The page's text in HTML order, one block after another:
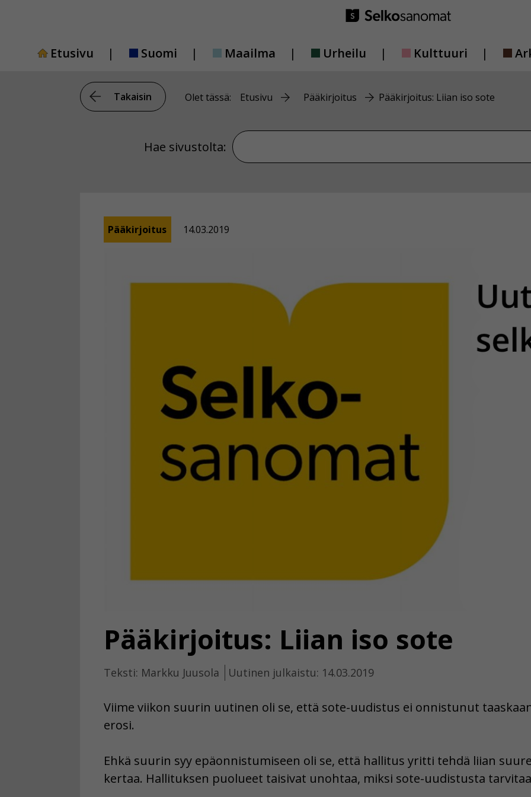
Etusivu
Suomi Maailma Urheilu Kulttuuri
Takaisin Olet tässä: Etusivu Pääkirjoitus Pääkirjoitus: Liian iso sote
Hae sivustolta: Hae sivustolta
Pääkirjoitus 14.03.2019
Pääkirjoitus: Liian iso sote
Teksti: Markku Juusola Uutinen julkaistu: 14.03.2019
Viime viikon suurin uutinen oli se, että sote-uudistus ei onnistunut
erosi.
Ehkä suurin syy epäonnistumiseen oli se, että hallitus yritti tehdä liian
kertaa. Hallituksen puolueet taisivat unohtaa, miksi sote-uudistusta